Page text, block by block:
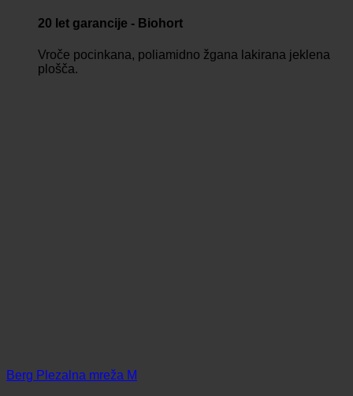
20 let garancije - Biohort
Vroče pocinkana, poliamidno žgana lakirana jeklena
plošča.
Berg Plezalna mreža M